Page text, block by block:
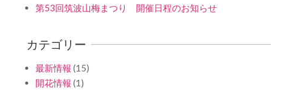
第53回筑波山梅まつり 開催日程のお知らせ
カテゴリー
最新情報 (15)
開花情報 (1)